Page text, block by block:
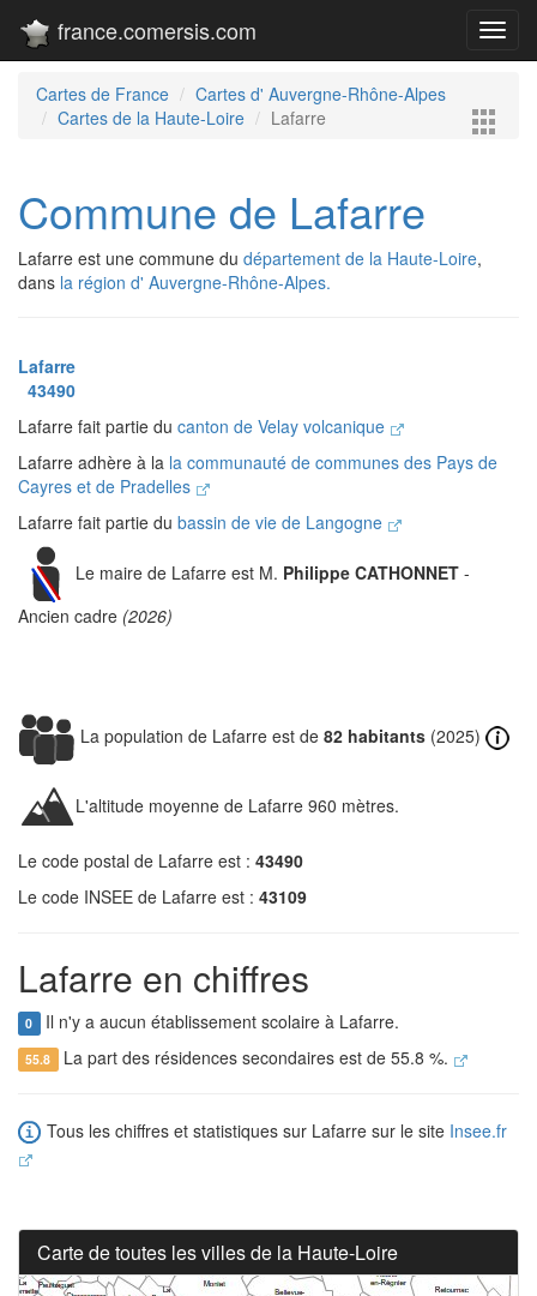
france.comersis.com
Cartes de France
Cartes d' Auvergne-Rhône-Alpes
Cartes de la Haute-Loire
Lafarre
Commune de Lafarre
Lafarre est une commune du département de la Haute-Loire,
dans la région d' Auvergne-Rhône-Alpes.
Lafarre
43490
Lafarre fait partie du canton de Velay volcanique
Lafarre adhère à la la communauté de communes des Pays de
Cayres et de Pradelles
Lafarre fait partie du bassin de vie de Langogne
Le maire de Lafarre est M. Philippe CATHONNET -
Ancien cadre (2026)
La population de Lafarre est de 82 habitants (2025)
L'altitude moyenne de Lafarre 960 mètres.
Le code postal de Lafarre est : 43490
Le code INSEE de Lafarre est : 43109
Lafarre en chiffres
0 Il n'y a aucun établissement scolaire à Lafarre.
55.8 La part des résidences secondaires est de 55.8 %.
Tous les chiffres et statistiques sur Lafarre sur le site Insee.fr
Carte de toutes les villes de la Haute-Loire